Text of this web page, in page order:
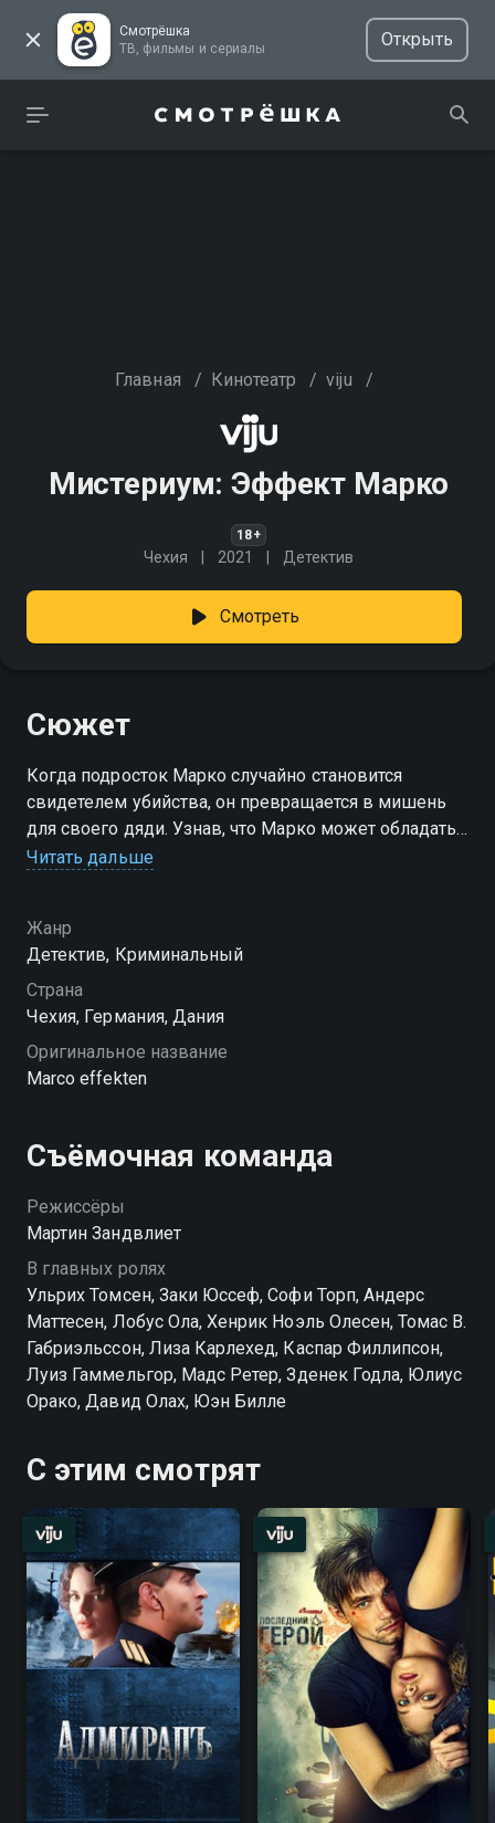
Смотрёшка
ТВ, фильмы и сериалы
Открыть
Главная / Кинотеатр / viju /
Мистериум: Эффект Марко
18+
Чехия 2021 Детектив
Смотреть
Сюжет
Когда подросток Марко случайно становится
свидетелем убийства, он превращается в мишень
для своего дяди. Узнав, что Марко может обладать
бесценной информацией, комиссар Мёрк полон
Читать дальше
Жанр
Детектив, Криминальный
Страна
Чехия, Германия, Дания
Оригинальное название
Marco effekten
Съёмочная команда
Режиссёры
Мартин Зандвлиет
В главных ролях
Ульрих Томсен, Заки Юссеф, Софи Торп, Андерс
Маттесен, Лобус Ола, Хенрик Ноэль Олесен, Томас В.
Габриэльссон, Лиза Карлехед, Каспар Филлипсон,
Луиз Гаммельгор, Мадс Ретер, Зденек Годла, Юлиус
Орако, Давид Олах, Юэн Билле
С этим смотрят